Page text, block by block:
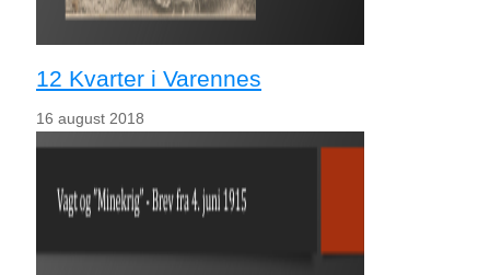
12 Kvarter i Varennes
16 august 2018